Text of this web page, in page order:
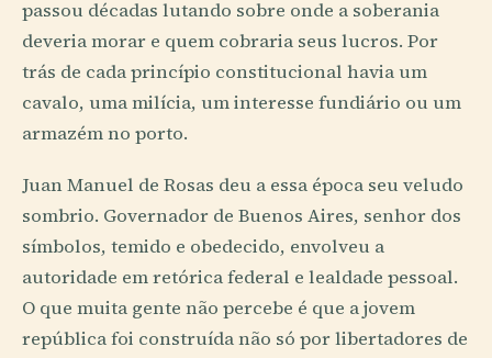
passou décadas lutando sobre onde a soberania
deveria morar e quem cobraria seus lucros. Por
trás de cada princípio constitucional havia um
cavalo, uma milícia, um interesse fundiário ou um
armazém no porto.
Juan Manuel de Rosas deu a essa época seu veludo
sombrio. Governador de Buenos Aires, senhor dos
símbolos, temido e obedecido, envolveu a
autoridade em retórica federal e lealdade pessoal.
O que muita gente não percebe é que a jovem
república foi construída não só por libertadores de